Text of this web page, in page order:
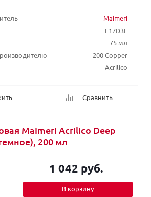
Maimeri
F17D3F
75 мл
200 Copper
Acrilico
Сравнить
Maimeri Acrilico Deep
200 мл
1 042 руб.
В корзину